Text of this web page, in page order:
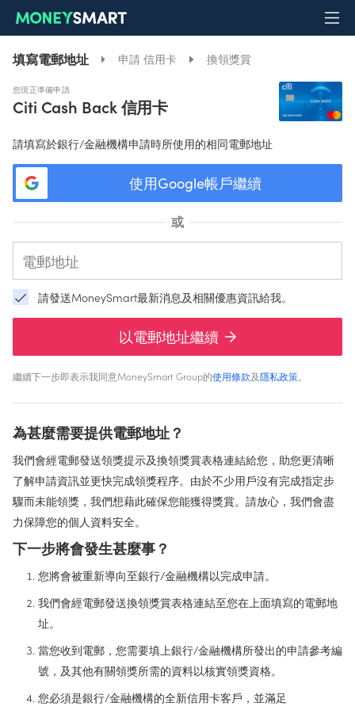
填寫電郵地址 申請 信用卡 換領獎賞
您現正準備申請
Citi Cash Back 信用卡
請填寫於銀行/金融機構申請時所使用的相同電郵地址
使用Google帳戶繼續
或
請發送MoneySmart最新消息及相關優惠資訊給我。
以電郵地址繼續
繼續下一步即表示我同意MoneySmart Group的使用條款及隱私政策。
為甚麼需要提供電郵地址？
我們會經電郵發送領獎提示及換領獎賞表格連結給您，助您更清晰
了解申請資訊並更快完成領獎程序。由於不少用戶沒有完成指定步
驟而未能領獎，我們想藉此確保您能獲得獎賞。請放心，我們會盡
力保障您的個人資料安全。
下一步將會發生甚麼事？
您將會被重新導向至銀行/金融機構以完成申請。
我們會經電郵發送換領獎賞表格連結至您在上面填寫的電郵地
址。
當您收到電郵，您需要填上銀行/金融機構所發出的申請參考編
號，及其他有關領獎所需的資料以核實領獎資格。
您必須是銀行/金融機構的全新信用卡客戶，並滿足